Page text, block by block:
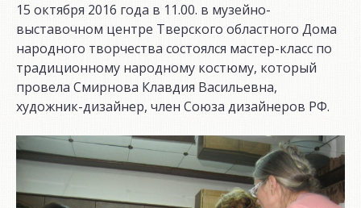
15 октября 2016 года в 11.00. в музейно-
выставочном центре Тверского областного Дома
народного творчества состоялся мастер-класс по
традиционному народному костюму, который
провела Смирнова Клавдия Васильевна,
художник-дизайнер, член Союза дизайнеров РФ.